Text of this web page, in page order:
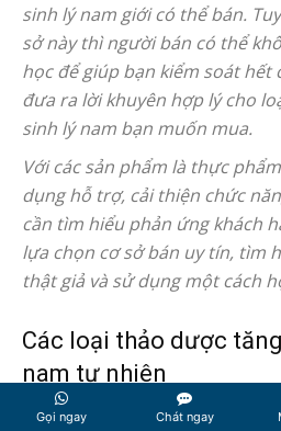
sinh lý nam giới có thể bán.
sở này thì người bán có thể
học để giúp bạn kiểm soát hết
đưa ra lời khuyên hợp lý cho
sinh lý nam bạn muốn mua.
Với các sản phẩm là thực
dụng hỗ trợ, cải thiện chức
cần tìm hiểu phản ứng khách
lựa chọn cơ sở bán uy tín, tìm
thật giả và sử dụng một cách
Các loại thảo dược
nam tự nhiên
Từ xa xưa cha ông ta đã sử
Gọi ngay Chát ngay